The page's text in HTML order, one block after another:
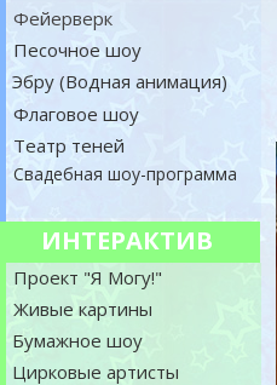
ИНТЕРАКТИВ
Песочное шоу
Фейерверк
Проект "Я Могу!"
Живые картины
Бумажное шоу
Цирковые артисты
Флаговое шоу
Эбру (Водная анимация)
Театр теней
Свадебная шоу-программа